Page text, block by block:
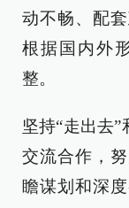
动不畅、配
根据国内外
整。
坚持“走出去
交流合作，
瞻谋划和深